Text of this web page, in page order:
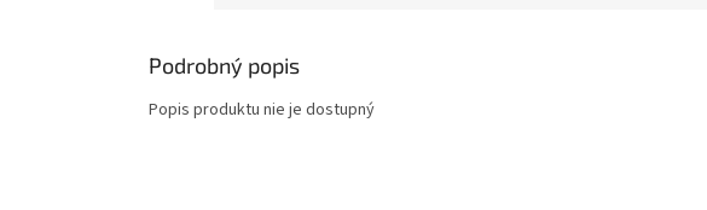
Podrobný popis
Popis produktu nie je dostupný